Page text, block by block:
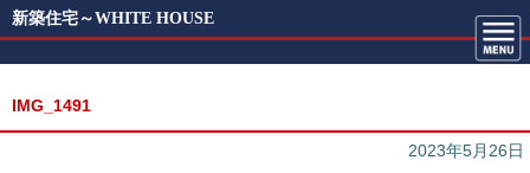
新築住宅～WHITE HOUSE
IMG_1491
2023年5月26日